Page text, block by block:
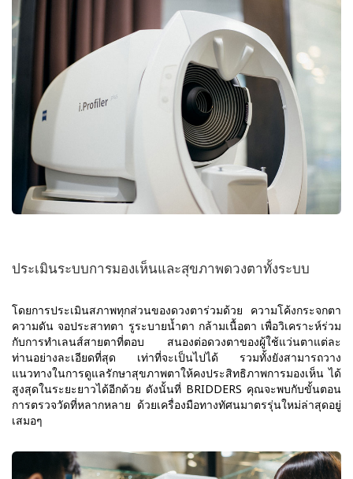
ประเมินระบบการมองเห็นและสุขภาพดวงตาทั้งระบบ
โดยการประเมินสภาพทุกส่วนของดวงตาร่วมด้วย ความโค้งกระจกตา
ความดัน จอประสาทตา รูระบายน้ำตา กล้ามเนื้อตา เพื่อวิเคราะห์ร่วม
กับการทำเลนส์สายตาที่ตอบ สนองต่อดวงตาของผู้ใช้แว่นตาแต่ละ
ท่านอย่างละเอียดที่สุด เท่าที่จะเป็นไปได้ รวมทั้งยังสามารถวาง
แนวทางในการดูแลรักษาสุขภาพตาให้คงประสิทธิภาพการมองเห็น ได้
สูงสุดในระยะยาวได้อีกด้วย ดังนั้นที่ BRIDDERS คุณจะพบกับขั้นตอน
การตรวจวัดที่หลากหลาย ด้วยเครื่องมือทางทัศนมาตรรุ่นใหม่ล่าสุดอยู่
เสมอๆ